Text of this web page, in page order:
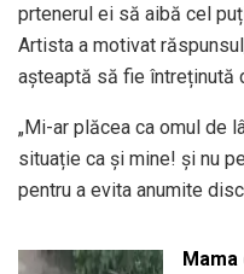
prtenerul ei să aibă cel
Artista a motivat
așteaptă să fie întreținută
„Mi-ar plăcea ca omul de
situație ca și mine! și nu
pentru a evita anumite